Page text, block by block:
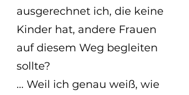
ausgerechnet ich, die keine
Kinder hat, andere Frauen
auf diesem Weg begleiten
sollte?
... Weil ich genau weiß, wie